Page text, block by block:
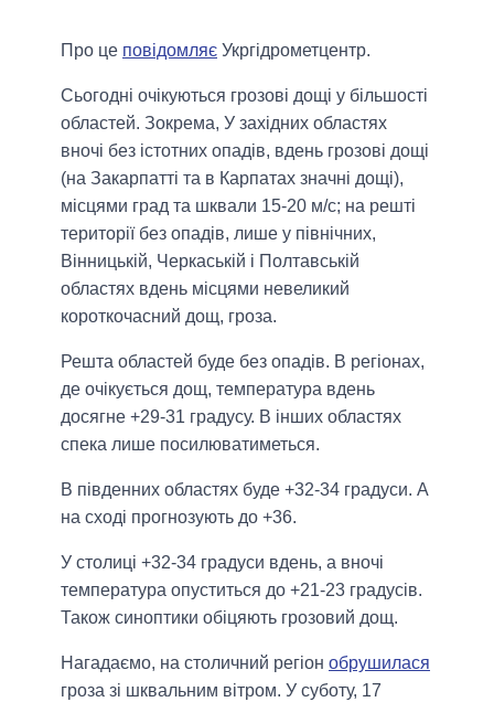
Про це повідомляє Укргідрометцентр.
Сьогодні очікуються грозові дощі у більшості
областей. Зокрема, У західних областях
вночі без істотних опадів, вдень грозові дощі
(на Закарпатті та в Карпатах значні дощі),
місцями град та шквали 15-20 м/с; на решті
території без опадів, лише у північних,
Вінницькій, Черкаській і Полтавській
областях вдень місцями невеликий
короткочасний дощ, гроза.
Решта областей буде без опадів. В регіонах,
де очікується дощ, температура вдень
досягне +29-31 градусу. В інших областях
спека лише посилюватиметься.
В південних областях буде +32-34 градуси. А
на сході прогнозують до +36.
У столиці +32-34 градуси вдень, а вночі
температура опуститься до +21-23 градусів.
Також синоптики обіцяють грозовий дощ.
Нагадаємо, на столичний регіон обрушилася
гроза зі шквальним вітром. У суботу, 17